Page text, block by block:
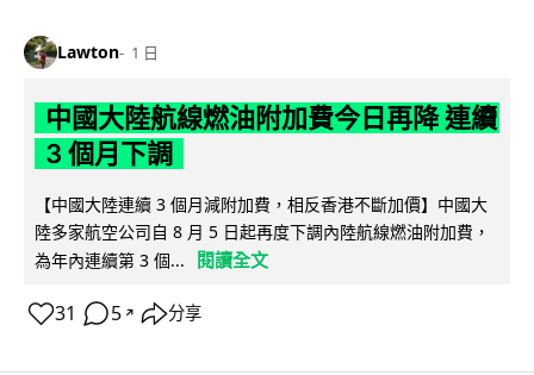
Lawton 1 日
中國大陸航線燃油附加費今日再降 連續
3 個月下調
【中國大陸連續 3 個月減附加費，相反香港不斷加價】中國大
陸多家航空公司自 8 月 5 日起再度下調內陸航線燃油附加費，
為年內連續第 3 個...
閱讀全文
31 5 ↗ 分享